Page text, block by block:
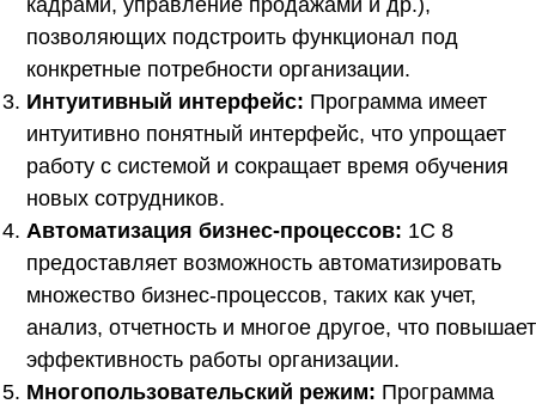
позволяющих подстроить функционал под
конкретные потребности организации.
Интуитивный интерфейс: Программа имеет
интуитивно понятный интерфейс, что упрощает
работу с системой и сокращает время обучения
новых сотрудников.
Автоматизация бизнес-процессов: 1С 8
предоставляет возможность автоматизировать
множество бизнес-процессов, таких как учет,
анализ, отчетность и многое другое, что повышает
эффективность работы организации.
Многопользовательский режим: Программа